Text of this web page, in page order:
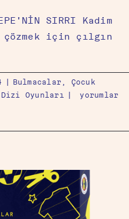
SIRRI Kadim
için çılgın
| Bulmacalar, Çocuk
Dizi Oyunları |
yorumlar